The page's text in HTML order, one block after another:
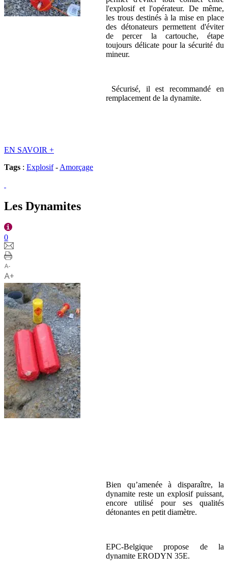
l'explosif et l'opérateur. De même,
les trous destinés à la mise en place
des détonateurs permettent d'éviter
de percer la cartouche, étape
toujours délicate pour la sécurité du
mineur.
Sécurisé, il est recommandé en
remplacement de la dynamite.
EN SAVOIR +
Tags : Explosif- Amorçage
Les Dynamites
0
Bien qu’amenée à disparaître, la
dynamite reste un explosif puissant,
encore utilisé pour ses qualités
détonantes en petit diamètre.
EPC-Belgique propose de la
dynamite ERODYN 35E.